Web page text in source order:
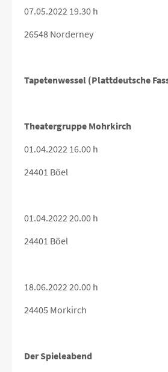
07.05.2022 19.30 h
26548 Norderney
Tapetenwessel (Plattdeutsche
Theatergruppe Mohrkirch
01.04.2022 16.00 h
24401 Böel
01.04.2022 20.00 h
24401 Böel
18.06.2022 20.00 h
24405 Morkirch
Der Spieleabend